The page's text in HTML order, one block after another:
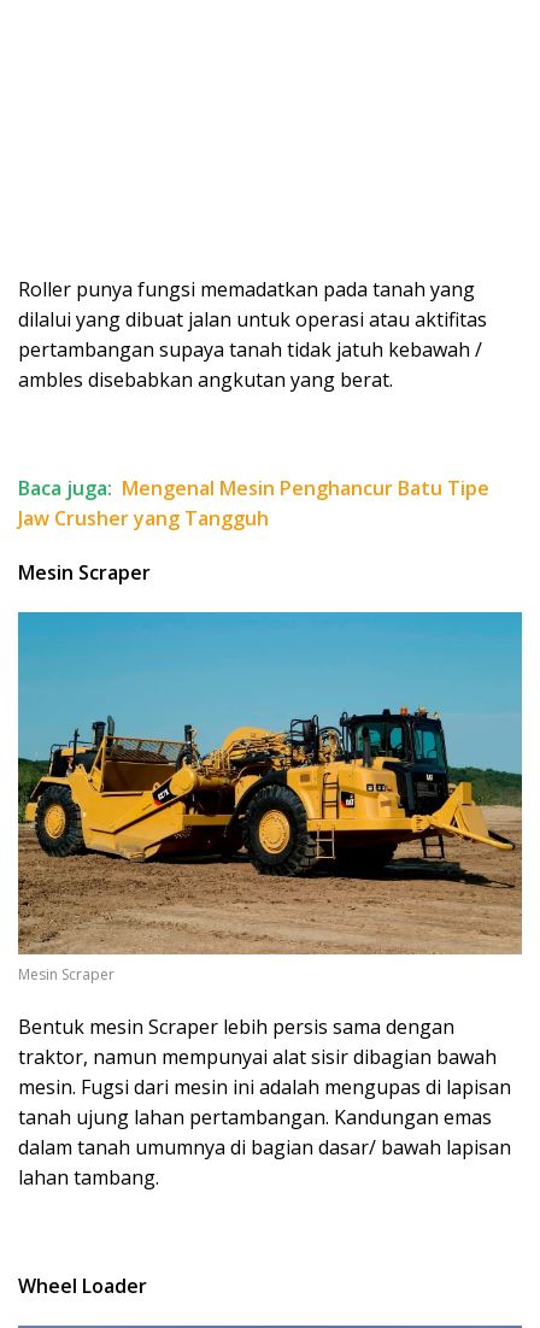
Roller punya fungsi memadatkan pada tanah yang
dilalui yang dibuat jalan untuk operasi atau aktifitas
pertambangan supaya tanah tidak jatuh kebawah /
ambles disebabkan angkutan yang berat.
Baca juga: Mengenal Mesin Penghancur Batu Tipe
Jaw Crusher yang Tangguh
Mesin Scraper
Mesin Scraper
Bentuk mesin Scraper lebih persis sama dengan
traktor, namun mempunyai alat sisir dibagian bawah
mesin. Fugsi dari mesin ini adalah mengupas di lapisan
tanah ujung lahan pertambangan. Kandungan emas
dalam tanah umumnya di bagian dasar/ bawah lapisan
lahan tambang.
Wheel Loader